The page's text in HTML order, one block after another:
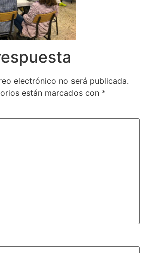
electrónico no será publicada.
están marcados con *